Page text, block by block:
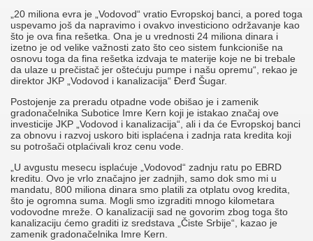
„20 miliona evra je „Vodovod“ vratio Evropskoj banci, a pored toga
uspevamo još da napravimo i ovakvo investiciono održavanje kao
što je ova fina rešetka. Ona je u vrednosti 24 miliona dinara i
izetno je od velike važnosti zato što ceo sistem funkcioniše na
osnovu toga da fina rešetka izdvaja te materije koje ne bi trebale
da ulaze u prečistač jer oštećuju pumpe i našu opremu“, rekao je
direktor JKP „Vodovod i kanalizacija“ Đerđ Šugar.
Postojenje za preradu otpadne vode obišao je i zamenik
gradonačelnika Subotice Imre Kern koji je istakao značaj ove
investicije JKP „Vodovod i kanalizacija“, ali i da će Evropskoj banci
za obnovu i razvoj uskoro biti isplaćena i zadnja rata kredita koji
su potrošači otplaćivali kroz cenu vode.
„U avgustu mesecu isplaćuje „Vodovod“ zadnju ratu po EBRD
kreditu. Ovo je vrlo značajno jer zadnjih, samo dok smo mi u
mandatu, 800 miliona dinara smo platili za otplatu ovog kredita,
što je ogromna suma. Mogli smo izgraditi mnogo kilometara
vodovodne mreže. O kanalizaciji sad ne govorim zbog toga što
kanalizaciju ćemo graditi iz sredstava „Čiste Srbije“, kazao je
zamenik gradonačelnika Imre Kern.